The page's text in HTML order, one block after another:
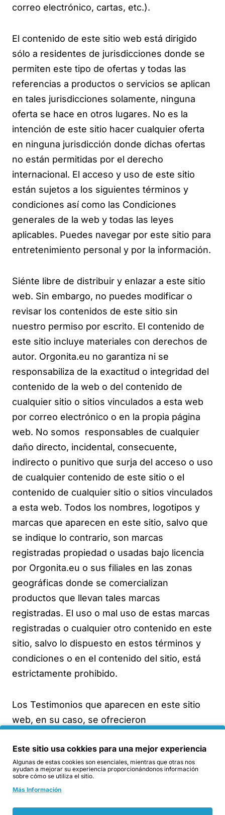
correo electrónico, cartas, etc.).
El contenido de este sitio web está dirigido
sólo a residentes de jurisdicciones donde se
permiten este tipo de ofertas y todas las
referencias a productos o servicios se aplican
en tales jurisdicciones solamente, ninguna
oferta se hace en otros lugares. No es la
intención de este sitio hacer cualquier oferta
en ninguna jurisdicción donde dichas ofertas
no están permitidas por el derecho
internacional. El acceso y uso de este sitio
están sujetos a los siguientes términos y
condiciones así como las Condiciones
generales de la web y todas las leyes
aplicables. Puedes navegar por este sitio para
entretenimiento personal y por la información.
Siénte libre de distribuir y enlazar a este sitio
web. Sin embargo, no puedes modificar o
revisar los contenidos de este sitio sin
nuestro permiso por escrito. El contenido de
este sitio incluye materiales con derechos de
autor. Orgonita.eu no garantiza ni se
responsabiliza de la exactitud o integridad del
contenido de la web o del contenido de
cualquier sitio o sitios vinculados a esta web
por correo electrónico o en la propia página
web. No somos responsables de cualquier
daño directo, incidental, consecuente,
indirecto o punitivo que surja del acceso o uso
de cualquier contenido de este sitio o el
contenido de cualquier sitio o sitios vinculados
a esta web. Todos los nombres, logotipos y
marcas que aparecen en este sitio, salvo que
se indique lo contrario, son marcas
registradas propiedad o usadas bajo licencia
por Orgonita.eu o sus filiales en las zonas
geográficas donde se comercializan
productos que llevan tales marcas
registradas. El uso o mal uso de estas marcas
registradas o cualquier otro contenido en este
sitio, salvo lo dispuesto en estos términos y
condiciones o en el contenido del sitio, está
estrictamente prohibido.
Los Testimonios que aparecen en este sitio
web, en su caso, se ofrecieron
ninguna oferta ni compensación. Los
resultados mencionados en los testimonios
pueden no ser típicos. Donde esta web se
refiera a, citas, o enlaces a información de
terceros, Orgonita.eu no los patrocina ni
Este sitio usa cokkies para una mejor experiencia
Algunas de estas cookies son esenciales, mientras que otras nos
ayudan a mejorar su experiencia proporcionándonos información
sobre cómo se utiliza el sitio.
Más Información